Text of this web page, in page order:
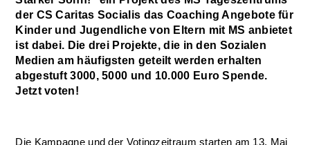
der CS Caritas Socialis das Coaching Angebote für
Kinder und Jugendliche von Eltern mit MS anbietet
ist dabei. Die drei Projekte, die in den Sozialen
Medien am häufigsten geteilt werden erhalten
abgestuft 3000, 5000 und 10.000 Euro Spende.
Jetzt voten!
Die Kampagne und der Votingzeitraum starten am 13. Mai